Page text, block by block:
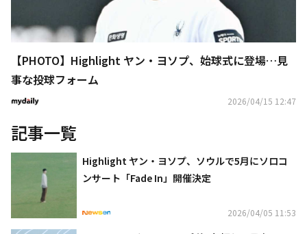
【PHOTO】Highlight ヤン・ヨソプ、始球式に登場…見
事な投球フォーム
2026/04/15 12:47
記事一覧
Highlight ヤン・ヨソプ、ソウルで5月にソロコ
ンサート「Fade In」開催決定
2026/04/05 11:53